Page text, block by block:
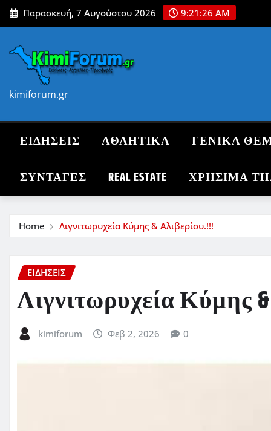
Skip
to
Παρασκευή, 7 Αυγούστου 2026 9:21:27 AM
kimiforum.gr
ΕΙΔΗΣΕΙΣ ΑΘΛΗΤΙΚΑ ΓΕΝΙΚΑ
ΣΥΝΤΑΓΈΣ REAL ESTATE ΧΡΗΣΙΜΑ
Home Λιγνιτωρυχεία Κύμης & Αλιβερίου.!!!
ΕΙΔΗΣΕΙΣ
Λιγνιτωρυχεία Κύμης
kimiforum Φεβ 2, 2026 0